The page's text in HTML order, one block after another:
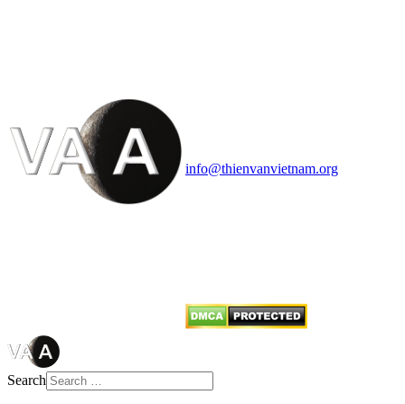
info@thienvanvietnam.org
Search